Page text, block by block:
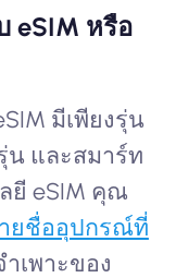
eSIM หรือ
มีเพียงรุ่น
น และสมาร์ท
ยี eSIM คุณ
ยชื่ออุปกรณ์ที่
เพาะของ